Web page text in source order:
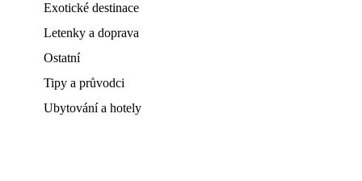
Exotické destinace
Letenky a doprava
Ostatní
Tipy a průvodci
Ubytování a hotely